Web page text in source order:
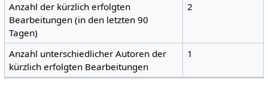
Anzahl der kürzlich erfolgten
Bearbeitungen (in den letzten 90
Tagen)
2
Anzahl unterschiedlicher Autoren der
kürzlich erfolgten Bearbeitungen
1